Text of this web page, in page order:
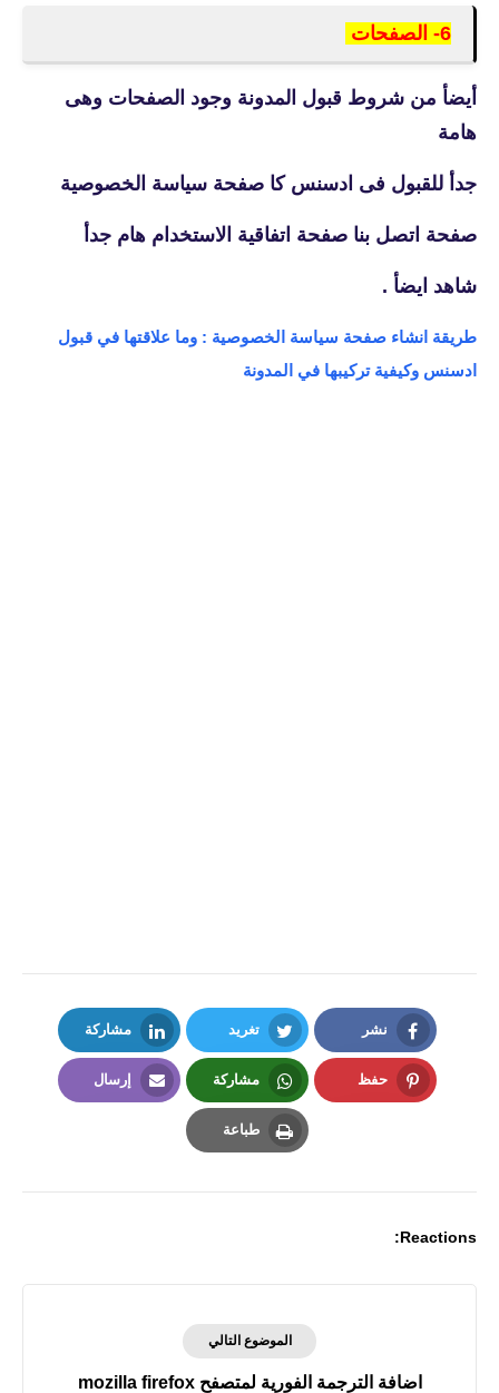
6- الصفحات
أيضأ من شروط قبول المدونة وجود الصفحات وهى
هامة
جدأ للقبول فى ادسنس كا صفحة سياسة الخصوصية
صفحة اتصل بنا صفحة اتفاقية الاستخدام هام جدأ
شاهد ايضأ .
طريقة انشاء صفحة سياسة الخصوصية : وما علاقتها في قبول
ادسنس وكيفية تركيبها في المدونة
نشر
Facebook
تغريد
Twitter
مشاركة
LinkedIn
حفظ مشاركة
Whatsapp
إرسال
طباعة
Reactions:
الموضوع التالي
اضافة الترجمة الفورية لمتصفح mozilla firefox